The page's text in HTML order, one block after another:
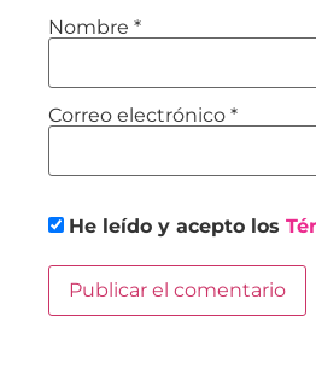
Nombre *
Correo electrónico *
He leído y acepto los